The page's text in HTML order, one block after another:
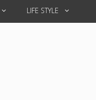
LIFE STYLE